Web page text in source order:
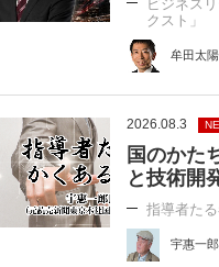
ビジネス
クスト」
牟田太
2026.08.3
国のかた
と技術開
指導者た
宇惠一